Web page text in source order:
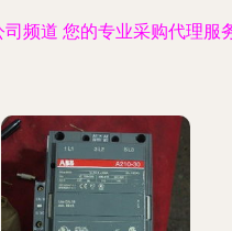
司频道 您的专业采购代理服